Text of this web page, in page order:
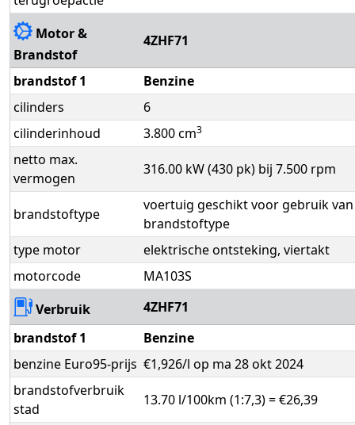
Motor &
Brandstof
4ZHF71
brandstof 1
Benzine
cilinders
6
cilinderinhoud
3.800 cm3
netto max.
vermogen
316.00 kW (430 pk) bij 7.500 rpm
brandstoftype
voertuig geschikt voor gebruik
brandstoftype
type motor
elektrische ontsteking, viertakt
motorcode
MA103S
Verbruik
4ZHF71
brandstof 1
Benzine
benzine Euro95-prijs €1,926/l op ma 28 okt 2024
brandstofverbruik
stad
13.70 l/100km (1:7,3) = €26,39